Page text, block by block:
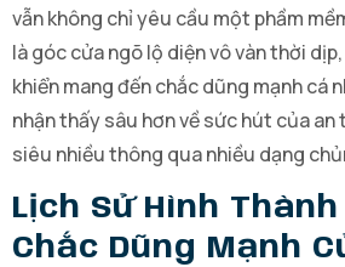
vẫn không chỉ yêu cầu một phầm
là góc cửa ngõ lộ diện vô vàn thời
khiển mang đến chắc dũng mạnh cá
nhận thấy sâu hơn về sức hút của
siêu nhiều thông qua nhiều dạng
Lịch Sử Hình
Chắc Dũng Mạnh